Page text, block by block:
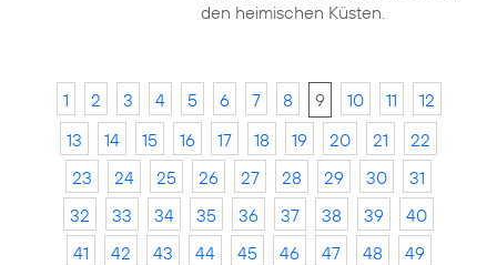
den heimischen Küsten.
1 2 3 4 5 6 7 8 9 10 11
12
13
14 15 16 17 18 19 20 21
22
23
24 25 26 27 28 29 30
31
32
33 34 35 36 37 38 39
40
41
42 43 44 45 46 47 48
49